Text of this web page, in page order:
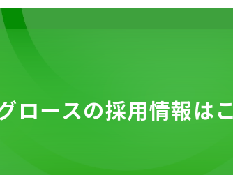
ロースの採用情報は